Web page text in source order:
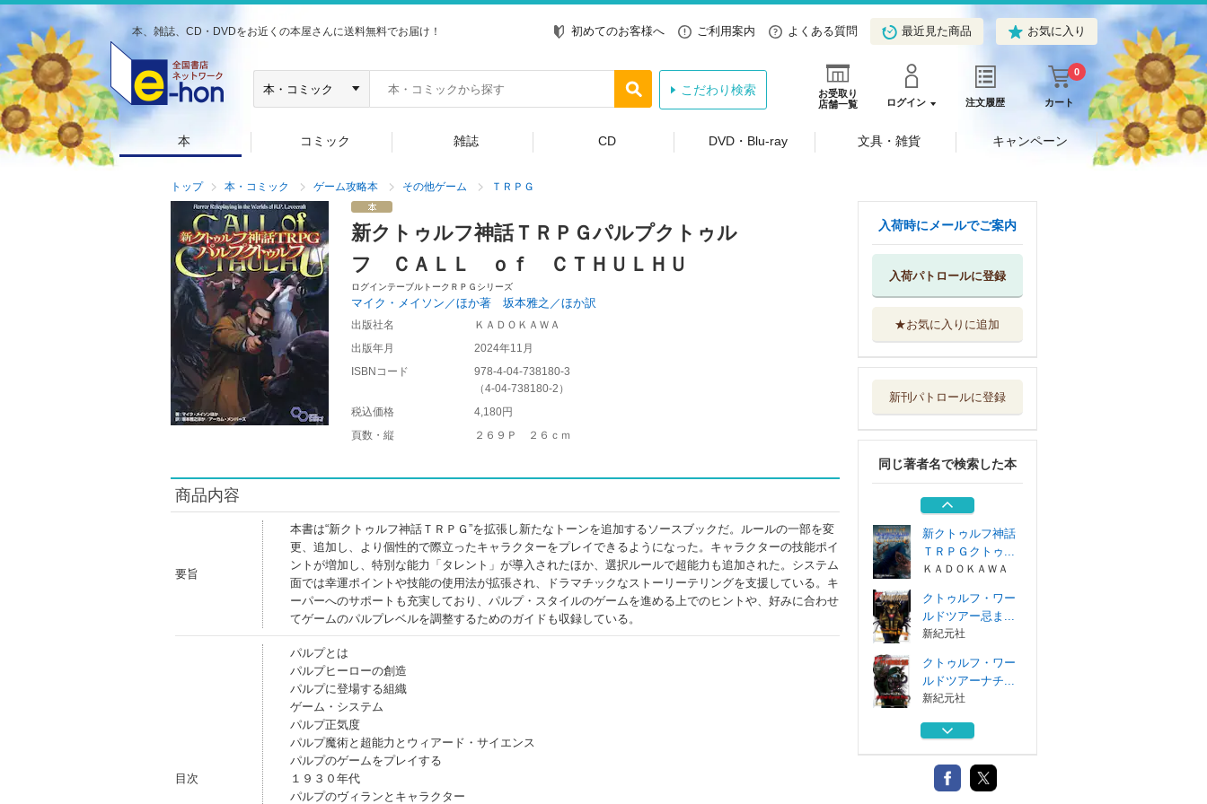
本、雑誌、CD・DVDをお近くの本屋さんに送料無料でお届け！ 初めてのお客様へ ご利用案内 よくある質問 最近見た商品 お気に入り
お受取り
店舗一覧
ログイン 注文履歴 カート
0
こだわり検索
本 コミック 雑誌 CD DVD・Blu-ray 文具・雑貨 キャンペーン
トップ 本・コミック ゲーム攻略本 その他ゲーム ＴＲＰＧ
新クトゥルフ神話ＴＲＰＧパルプクトゥル
フ ＣＡＬＬ ｏｆ ＣＴＨＵＬＨＵ
ログインテーブルトークＲＰＧシリーズ
マイク・メイソン／ほか著 坂本雅之／ほか訳
出版社名
ＫＡＤＯＫＡＷＡ
出版年月
2024年11月
ISBNコード
978-4-04-738180-3
（4-04-738180-2 ）
税込価格
4,180円
頁数・縦
２６９Ｐ ２６ｃｍ
商品内容
要旨
本書は“新クトゥルフ神話ＴＲＰＧ”を拡張し新たなトーンを追加するソースブックだ。ルールの一部を変
更、追加し、より個性的で際立ったキャラクターをプレイできるようになった。キャラクターの技能ポイ
ントが増加し、特別な能力「タレント」が導入されたほか、選択ルールで超能力も追加された。システム
面では幸運ポイントや技能の使用法が拡張され、ドラマチックなストーリーテリングを支援している。キ
ーパーへのサポートも充実しており、パルプ・スタイルのゲームを進める上でのヒントや、好みに合わせ
てゲームのパルプレベルを調整するためのガイドも収録している。
目次
パルプとは
パルプヒーローの創造
パルプに登場する組織
ゲーム・システム
パルプ正気度
パルプ魔術と超能力とウィアード・サイエンス
パルプのゲームをプレイする
１９３０年代
パルプのヴィランとキャラクター
入荷時にメールでご案内
入荷パトロールに登録
★お気に入りに追加
新刊パトロールに登録
同じ著者名で検索した本
クトゥルフ・ワー
ルドツアーナチ...
新クトゥルフ神話
ＫＡＤＯＫＡＷＡ
新クトゥルフ神話
ＴＲＰＧグラン...
ＫＡＤＯＫＡＷＡ
新クトゥルフ神話
ＴＲＰＧクトゥ...
ＫＡＤＯＫＡＷＡ
クトゥルフ・ワー
ルドツアー忌ま...
新紀元社
クトゥルフ・ワー
ルドツアーナチ...
新紀元社
新クトゥルフ神話
ＫＡＤＯＫＡＷＡ
新クトゥルフ神話